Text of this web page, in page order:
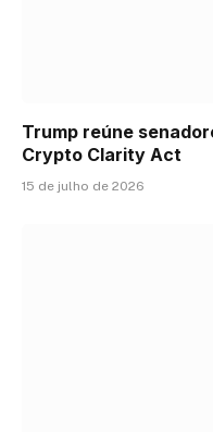
Trump reúne
Crypto Clarity Act
15 de julho de 2026